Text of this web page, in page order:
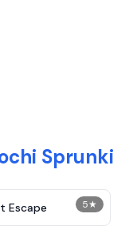
Sprunki
5★
Escape